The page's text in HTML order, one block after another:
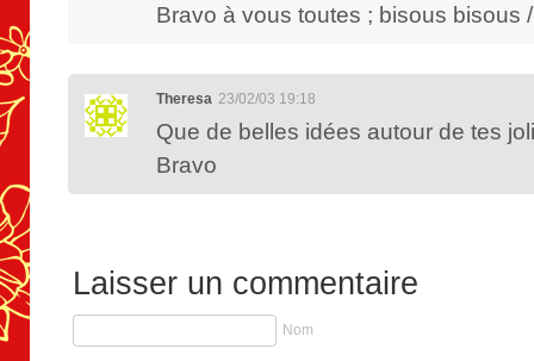
Bravo à vous toutes ; bisous bisous
Theresa 23/02/03 19:18
Que de belles idées autour de tes
Bravo
Laisser un commentaire
Nom